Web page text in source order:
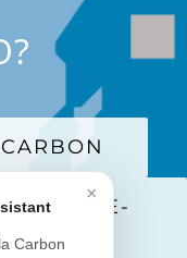
DE E-
×
Carbon